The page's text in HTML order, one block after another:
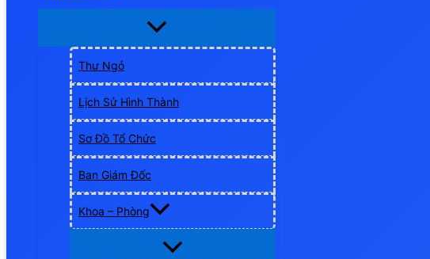
Thư Ngỏ
Lịch Sử Hình Thành
Sơ Đồ Tổ Chức
Ban Giám Đốc
Khoa – Phòng